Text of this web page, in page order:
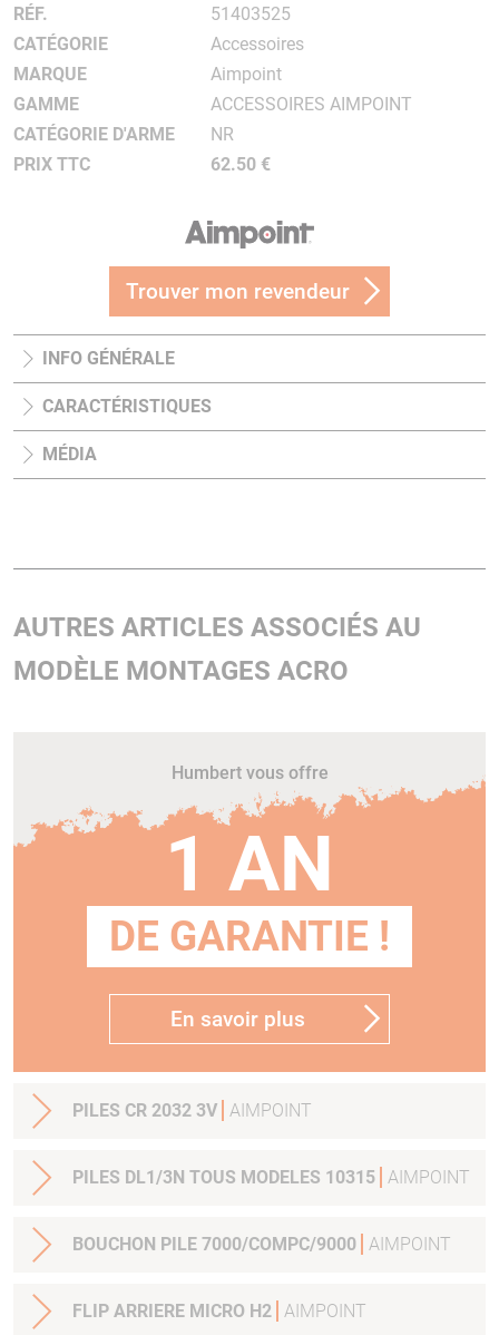
RÉF.
51403525
CATÉGORIE
Accessoires
MARQUE
Aimpoint
GAMME
ACCESSOIRES AIMPOINT
CATÉGORIE D'ARME
NR
PRIX TTC
62.50 €
Trouver mon revendeur
INFO GÉNÉRALE
CARACTÉRISTIQUES
MÉDIA
AUTRES ARTICLES ASSOCIÉS AU
MODÈLE MONTAGES ACRO
Humbert vous offre
1 AN
DE GARANTIE !
En savoir plus
PILES CR 2032 3V AIMPOINT
PILES DL1/3N TOUS MODELES 10315 AIMPOINT
BOUCHON PILE 7000/COMPC/9000 AIMPOINT
FLIP ARRIERE MICRO H2 AIMPOINT